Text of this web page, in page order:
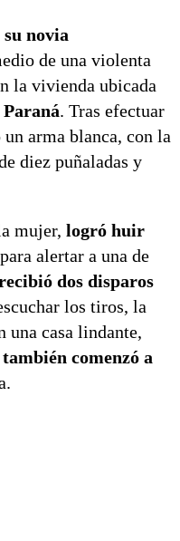
novia
de una violenta
la vivienda ubicada
Paraná. Tras efectuar
arma blanca, con la
diez puñaladas y
mujer, logró huir
alertar a una de
dos disparos
los tiros, la
una casa lindante,
también comenzó a